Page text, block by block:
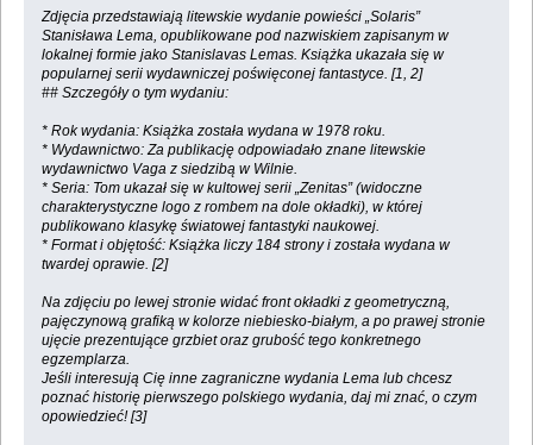
Zdjęcia przedstawiają litewskie wydanie powieści „Solaris”
Stanisława Lema, opublikowane pod nazwiskiem zapisanym w
lokalnej formie jako Stanislavas Lemas. Książka ukazała się w
popularnej serii wydawniczej poświęconej fantastyce. [1, 2]
## Szczegóły o tym wydaniu:
* Rok wydania: Książka została wydana w 1978 roku.
* Wydawnictwo: Za publikację odpowiadało znane litewskie
wydawnictwo Vaga z siedzibą w Wilnie.
* Seria: Tom ukazał się w kultowej serii „Zenitas” (widoczne
charakterystyczne logo z rombem na dole okładki), w której
publikowano klasykę światowej fantastyki naukowej.
* Format i objętość: Książka liczy 184 strony i została wydana w
twardej oprawie. [2]
Na zdjęciu po lewej stronie widać front okładki z geometryczną,
pajęczynową grafiką w kolorze niebiesko-białym, a po prawej stronie
ujęcie prezentujące grzbiet oraz grubość tego konkretnego
egzemplarza.
Jeśli interesują Cię inne zagraniczne wydania Lema lub chcesz
poznać historię pierwszego polskiego wydania, daj mi znać, o czym
opowiedzieć! [3]